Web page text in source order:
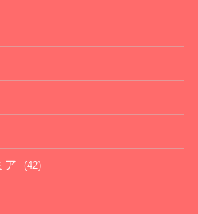
ア (42)